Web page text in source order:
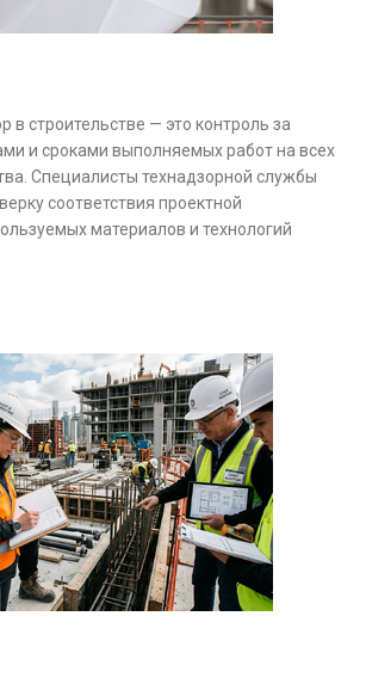
в строительстве — это контроль за
и сроками выполняемых работ на всех
Специалисты технадзорной службы
соответствия проектной
материалов и технологий
объекта.